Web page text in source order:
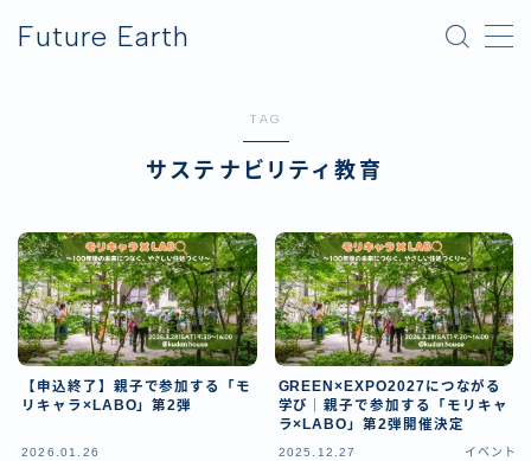
Future Earth
横浜グリーンエクスポ
TAG
サステナビリティ教育
【申込終了】親子で参加する「モ
リキャラ×LABO」第2弾
2026.01.26
GREEN×EXPO2027につながる
学び｜親子で参加する「モリキャ
ラ×LABO」第2弾開催決定
2025.12.27 イベント